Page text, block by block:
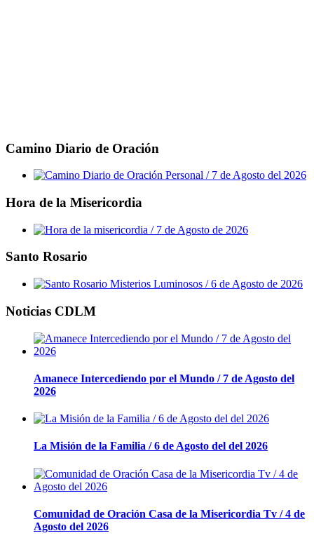
Camino Diario de Oración
Hora de la Misericordia
Santo Rosario
Noticias CDLM
Amanece Intercediendo por el Mundo / 7 de Agosto del
2026
La Misión de la Familia / 6 de Agosto del del 2026
Comunidad de Oración Casa de la Misericordia Tv / 4 de
Agosto del 2026